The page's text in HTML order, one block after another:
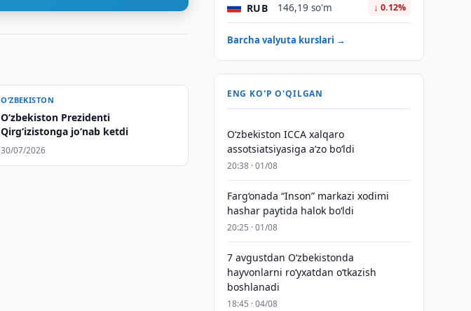
O‘ZBEKISTON
O‘zbekiston Prezidenti
Qirg‘izistonga jo‘nab ketdi
30/07/2026
RUB 146,19 so'm ↓ 0.12%
Barcha valyuta kurslari →
ENG KO'P O'QILGAN
O‘zbekiston ICCA xalqaro
assotsiatsiyasiga aʼzo bo‘ldi
20:38 · 01/08
Farg‘onada “Inson” markazi xodimi
hashar paytida halok bo‘ldi
20:25 · 01/08
7 avgustdan O‘zbekistonda
hayvonlarni ro‘yxatdan o‘tkazish
boshlanadi
18:45 · 04/08